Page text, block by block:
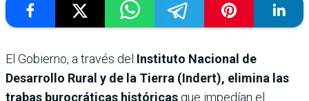
El Gobierno, a través del Instituto Nacional de
Desarrollo Rural y de la Tierra (Indert), elimina las
trabas burocráticas históricas que impedían el